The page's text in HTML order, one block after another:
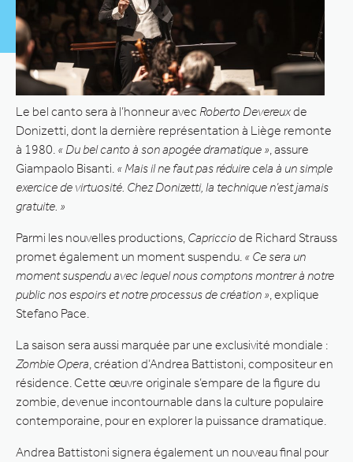
Le bel canto sera à l’honneur avec Roberto Devereuxde
Donizetti, dont la dernière représentation à Liège remonte
à 1980. « Du bel canto à son apogée dramatique » , assure
Giampaolo Bisanti. « Mais il ne faut pas réduire cela à un simple
exercice de virtuosité. Chez Donizetti, la technique n’est jamais
gratuite. »
Parmi les nouvelles productions, Capricciode Richard Strauss
promet également un moment suspendu. « Ce sera un
moment suspendu avec lequel nous comptons montrer à notre
public nos espoirs et notre processus de création » , explique
Stefano Pace.
La saison sera aussi marquée par une exclusivité mondiale :
Zombie Opera , création d’Andrea Battistoni, compositeur en
résidence. Cette œuvre originale s’empare de la figure du
zombie, devenue incontournable dans la culture populaire
contemporaine, pour en explorer la puissance dramatique.
Andrea Battistoni signera également un nouveau final pour